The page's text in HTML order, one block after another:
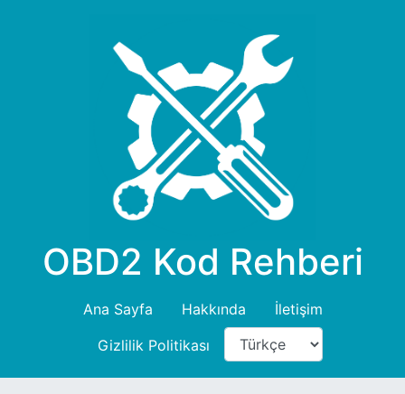
OBD2 Kod Rehberi
Ana Sayfa Hakkında
İletişim
Gizlilik Politikası